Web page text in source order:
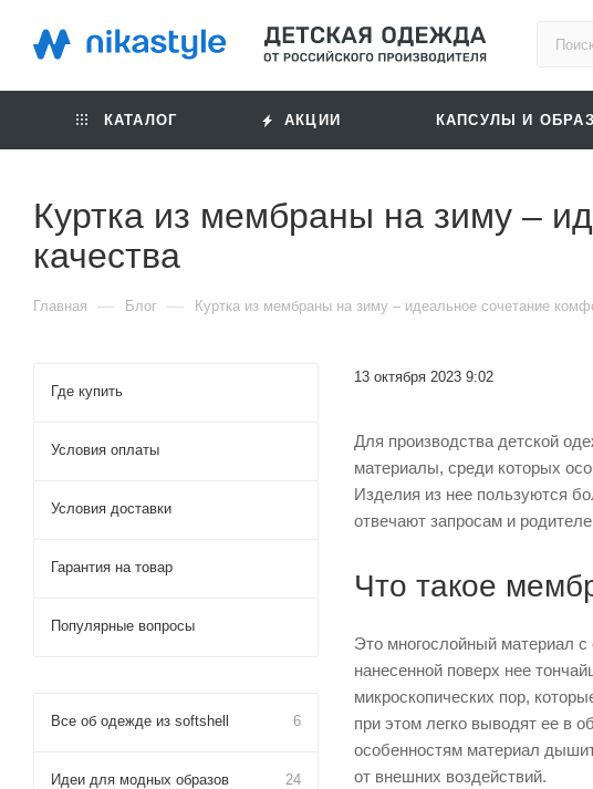
КАТАЛОГ АКЦИИ КАПСУЛЫ И
Куртка из мембраны на зиму –
качества
Главная — Блог — Куртка из мембраны на зиму – идеальное сочетание
13 октября 2023 9:02
Для производства детской
материалы, среди которых
Изделия из нее пользуются
отвечают запросам и
Что такое
Это многослойный материал с
нанесенной поверх нее
микроскопических пор,
при этом легко выводят ее в
особенностям материал
от внешних воздействий.
Где купить
Условия оплаты
Условия доставки
Гарантия на товар
Популярные вопросы
Все об одежде из softshell 6
Идеи для модных образов 24